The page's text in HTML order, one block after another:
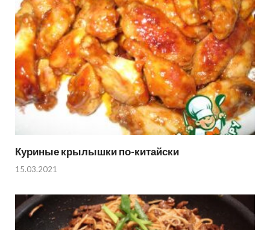
Куриные крылышки по-китайски
15.03.2021